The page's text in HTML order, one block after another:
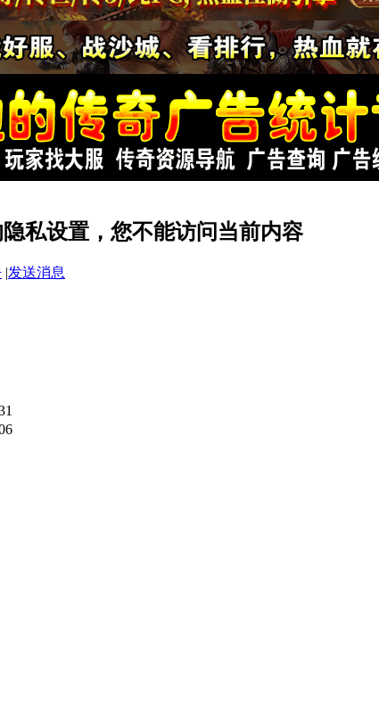
私设置，您不能访问当前内容
|发送消息